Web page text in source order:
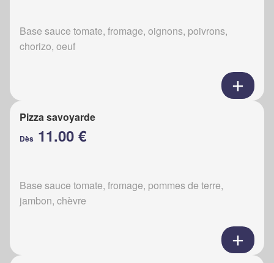
Base sauce tomate, fromage, oignons, poivrons,
chorizo, oeuf
Pizza savoyarde
Dès 11.00 €
Base sauce tomate, fromage, pommes de terre,
jambon, chèvre